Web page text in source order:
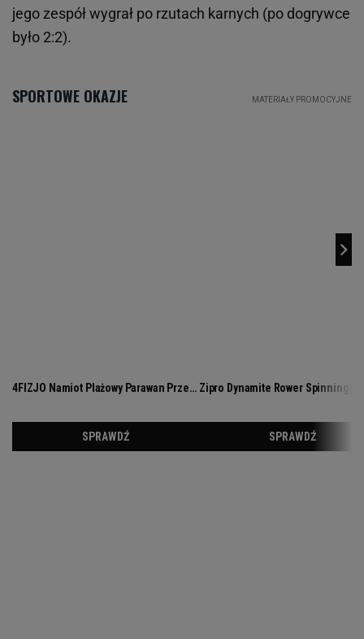
jego zespół wygrał po rzutach karnych (po dogrywce
było 2:2).